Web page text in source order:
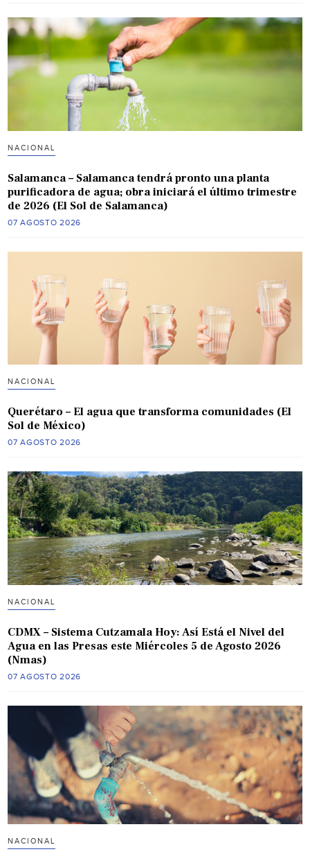
NACIONAL
Salamanca – Salamanca tendrá pronto una planta
purificadora de agua; obra iniciará el último trimestre
de 2026 (El Sol de Salamanca)
07 AGOSTO 2026
NACIONAL
Querétaro – El agua que transforma comunidades (El
Sol de México)
07 AGOSTO 2026
NACIONAL
CDMX – Sistema Cutzamala Hoy: Así Está el Nivel del
Agua en las Presas este Miércoles 5 de Agosto 2026
(Nmas)
07 AGOSTO 2026
NACIONAL